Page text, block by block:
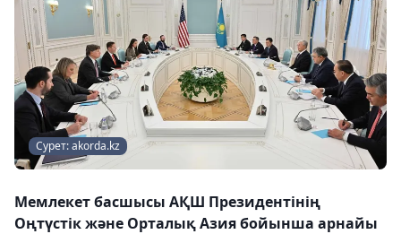
Сурет: akorda.kz
Мемлекет басшысы АҚШ Президентінің
Оңтүстік және Орталық Азия бойынша арнайы